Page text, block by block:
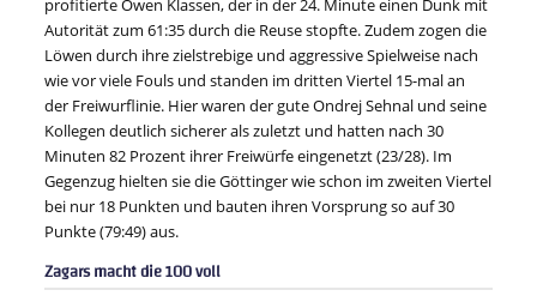
profitierte Owen Klassen, der in der 24. Minute einen Dunk mit
Autorität zum 61:35 durch die Reuse stopfte. Zudem zogen die
Löwen durch ihre zielstrebige und aggressive Spielweise nach
wie vor viele Fouls und standen im dritten Viertel 15-mal an
der Freiwurflinie. Hier waren der gute Ondrej Sehnal und seine
Kollegen deutlich sicherer als zuletzt und hatten nach 30
Minuten 82 Prozent ihrer Freiwürfe eingenetzt (23/28). Im
Gegenzug hielten sie die Göttinger wie schon im zweiten Viertel
bei nur 18 Punkten und bauten ihren Vorsprung so auf 30
Punkte (79:49) aus.
Zagars macht die 100 voll